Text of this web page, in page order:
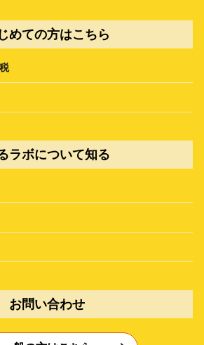
めての方はこちら
ラボについて知る
お問い合わせ